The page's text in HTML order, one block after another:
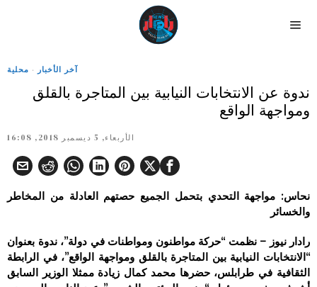
آخر الأخبار · محلية
ندوة عن الانتخابات النيابية بين المتاجرة بالقلق
ومواجهة الواقع
الأربعاء, 5 ديسمبر 2018, 16:08
نحاس: مواجهة التحدي بتحمل الجميع حصتهم العادلة من المخاطر
والخسائر
رادار نيوز – نظمت “حركة مواطنون ومواطنات في دولة”، ندوة بعنوان
“الانتخابات النيابية بين المتاجرة بالقلق ومواجهة الواقع”، في الرابطة
الثقافية في طرابلس، حضرها محمد كمال زيادة ممثلا الوزير السابق